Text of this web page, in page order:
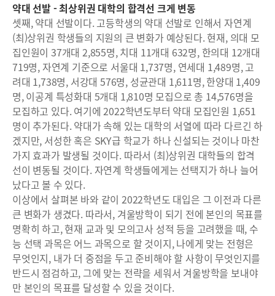
약대 선발 - 최상위권 대학의 합격선 크게 변동
셋째, 약대 선발이다. 고등학생의 약대 선발로 인해서 자연계
(최)상위권 학생들의 지원의 큰 변화가 예상된다. 현재, 의대 모
집인원이 37개대 2,855명, 치대 11개대 632명, 한의대 12개대
719명, 자연계 기준으로 서울대 1,737명, 연세대 1,489명, 고
려대 1,738명, 서강대 576명, 성균관대 1,611명, 한양대 1,409
명, 이공계 특성화대 5개대 1,810명 모집으로 총 14,576명을
모집하고 있다. 여기에 2022학년도부터 약대 모집인원 1,651
명이 추가된다. 약대가 속해 있는 대학의 서열에 따라 다르긴 하
겠지만, 서성한 혹은 SKY급 학교가 하나 신설되는 것이나 마찬
가지 효과가 발생될 것이다. 따라서 (최)상위권 대학들의 합격
선이 변동될 것이다. 자연계 학생들에게는 선택지가 하나 늘어
났다고 볼 수 있다.
이상에서 살펴본 바와 같이 2022학년도 대입은 그 이전과 다른
큰 변화가 생겼다. 따라서, 겨울방학이 되기 전에 본인의 목표를
명확히 하고, 현재 교과 및 모의고사 성적 등을 고려했을 때, 수
능 선택 과목은 어느 과목으로 할 것이지, 나에게 맞는 전형은
무엇인지, 내가 더 중점을 두고 준비해야 할 사항이 무엇인지를
반드시 점검하고, 그에 맞는 전략을 세워서 겨울방학을 보내야
만 본인의 목표를 달성할 수 있을 것이다.